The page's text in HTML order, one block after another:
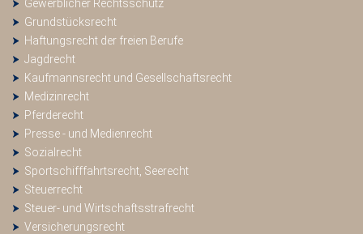
Gewerblicher Rechtsschutz
Grundstücksrecht
Haftungsrecht der freien Berufe
Jagdrecht
Kaufmannsrecht und Gesellschaftsrecht
Medizinrecht
Pferderecht
Presse - und Medienrecht
Sozialrecht
Sportschifffahrtsrecht, Seerecht
Steuerrecht
Steuer- und Wirtschaftsstrafrecht
Versicherungsrecht